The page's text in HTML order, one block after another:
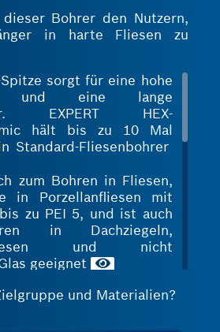
Bohrer den Nutzern,
in harte Fliesen zu
sorgt für eine hohe
und eine lange
EXPERT HEX-
hält bis zu 10 Mal
Standard-Fliesenbohrer
zum Bohren in Fliesen,
in Porzellanfliesen mit
zu PEI 5, und ist auch
in Dachziegeln,
und nicht
geeignet
Blätter. Daher wird
und Materialien?